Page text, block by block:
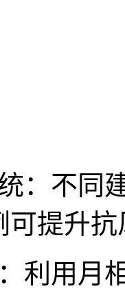
：不同
可提升
利用月